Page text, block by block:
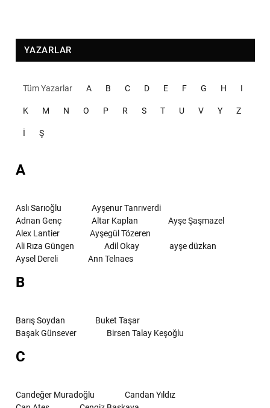
YAZARLAR
Tüm Yazarlar A B C D E F G H I
K M N O P R S T U V Y Z
İ Ş
A
Aslı Sarıoğlu
Ayşenur Tanrıverdi
Adnan Genç
Altar Kaplan
Ayşe Şaşmazel
Alex Lantier
Ayşegül Tözeren
Ali Rıza Güngen
Adil Okay
ayşe düzkan
Aysel Dereli
Ann Telnaes
B
Barış Soydan
Buket Taşar
Başak Günsever
Birsen Talay Keşoğlu
C
Candeğer Muradoğlu
Candan Yıldız